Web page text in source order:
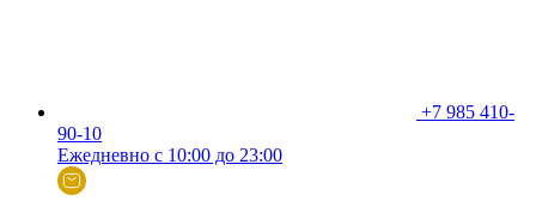
+7 985 410-
90-10
Ежедневно с 10:00 до 23:00